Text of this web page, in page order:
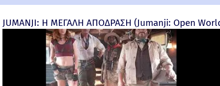
JUMANJI: Η ΜΕΓΑΛΗ ΑΠΟΔΡΑΣΗ (Jumanji: Open